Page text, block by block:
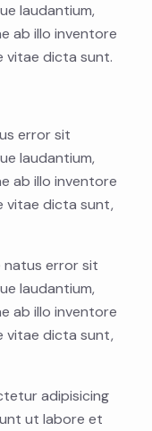
laudantium,
ab illo inventore
vitae dicta sunt.
error sit
laudantium,
ab illo inventore
vitae dicta sunt,
natus error sit
laudantium,
ab illo inventore
vitae dicta sunt,
adipisicing
ut labore et